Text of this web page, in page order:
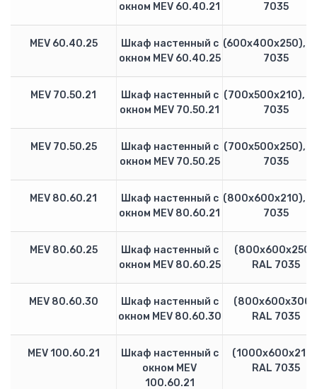
Напольные корпуса
Пульты управления
Настенные
Взрывозащищенные
Телекоммуникационные
ПЛК Allen Bradley
ABB
Блок управления АВР ATS021
Блок управления АВР ATS022
Устройство плавного пуска
Реверсивные рубильники
Разъеденители
Силовые автоматы Emax
Силовые автоматы Tmax
Мотор автоматы MS
Модульные автоматы S200
Дифференциальные автоматы и УЗО
окном MEV 60.40.21
7035
MEV 60.40.25
Шкаф настенный с
окном MEV 60.40.25
(600х400х250),
7035
MEV 70.50.21
Шкаф настенный с
окном MEV 70.50.21
(700х500х210),
7035
MEV 70.50.25
Шкаф настенный с
окном MEV 70.50.25
(700х500х250),
7035
MEV 80.60.21
Шкаф настенный с
окном MEV 80.60.21
(800х600х210),
7035
MEV 80.60.25
Шкаф настенный с
окном MEV 80.60.25
(800х600х250),
RAL 7035
MEV 80.60.30
Шкаф настенный с
окном MEV 80.60.30
RAL 7035
MEV 100.60.21
Шкаф настенный с
окном MEV
100.60.21
RAL 7035